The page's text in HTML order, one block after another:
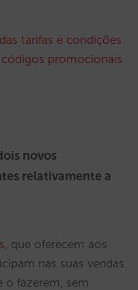
tarifas e condições
códigos promocionais
novos
relativamente a
, que oferecem aos
nas suas vendas
o fazerem, sem